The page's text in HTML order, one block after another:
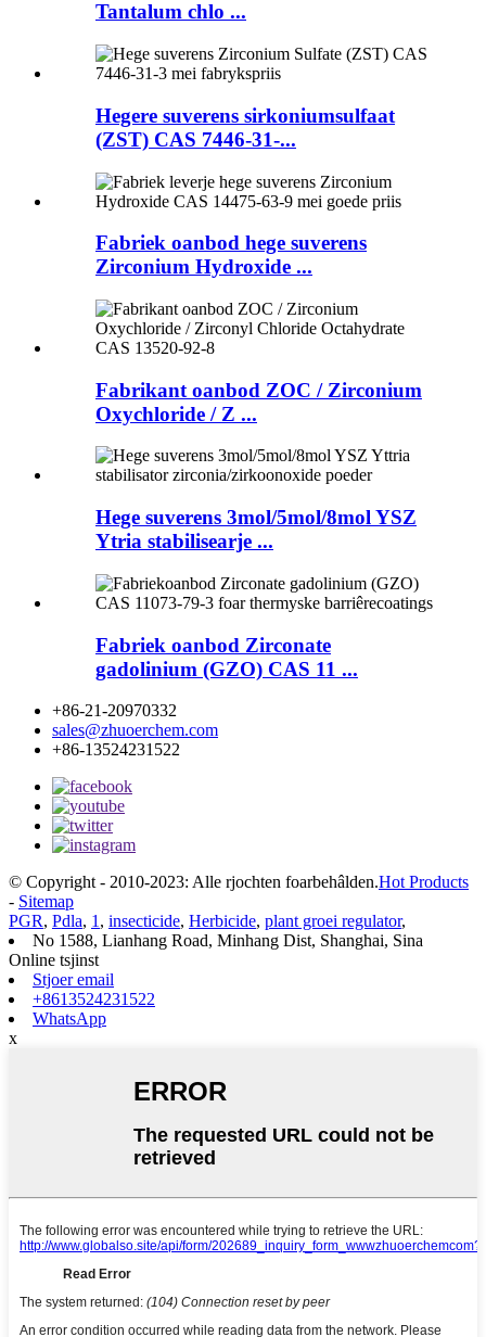
Tantalum chlo ...
Hegere suverens sirkoniumsulfaat
(ZST) CAS 7446-31-...
Fabriek oanbod hege suverens
Zirconium Hydroxide ...
Fabrikant oanbod ZOC / Zirconium
Oxychloride / Z ...
Hege suverens 3mol/5mol/8mol YSZ
Ytria stabilisearje ...
Fabriek oanbod Zirconate
gadolinium (GZO) CAS 11 ...
+86-21-20970332
sales@zhuoerchem.com
+86-13524231522
© Copyright - 2010-2023: Alle rjochten foarbehâlden.Hot Products
- Sitemap
PGR, Pdla, 1 , insecticide, Herbicide, plant groei regulator,
No 1588, Lianhang Road, Minhang Dist, Shanghai, Sina
Online tsjinst
Stjoer email
+8613524231522
WhatsApp
x